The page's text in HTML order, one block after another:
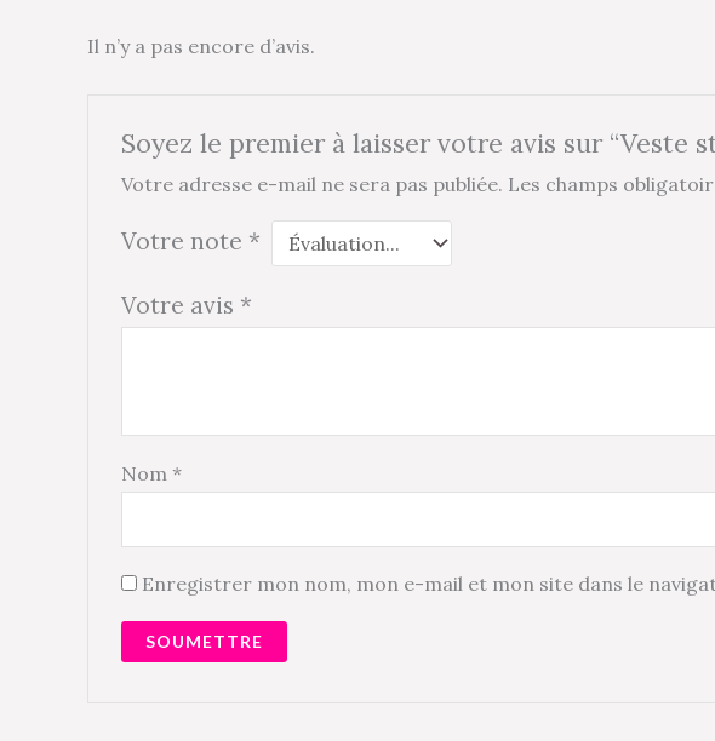
Il n’y a pas encore d’avis.
Soyez le premier à laisser votre avis sur “Veste
Votre adresse e-mail ne sera pas publiée. Les champs
Votre note *
Votre avis *
Nom *
Enregistrer mon nom, mon e-mail et mon site dans le